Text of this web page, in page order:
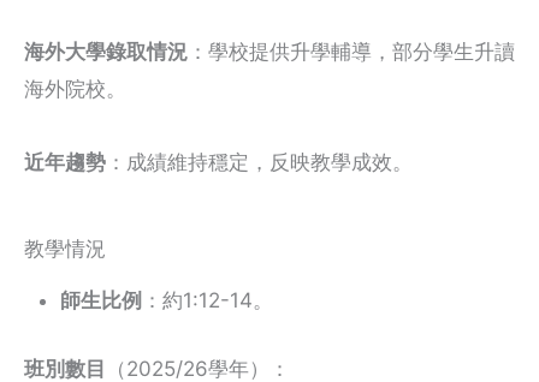
海外大學錄取情況 ：學校提供升學輔導，部分學生升讀
海外院校。
近年趨勢 ：成績維持穩定，反映教學成效。
教學情況
師生比例 ：約1:12-14。
班別數目 （2025/26學年）：